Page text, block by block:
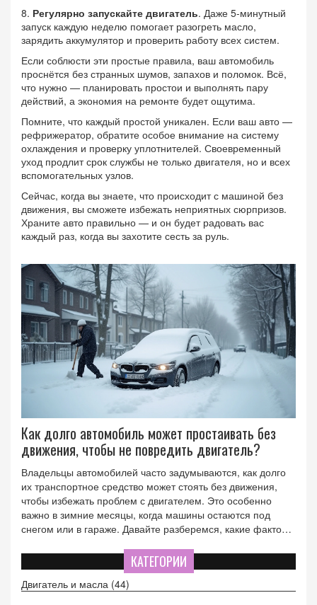
8. Регулярно запускайте двигатель. Даже 5‑минутный
запуск каждую неделю помогает разогреть масло,
зарядить аккумулятор и проверить работу всех систем.
Если соблюсти эти простые правила, ваш автомобиль
проснётся без странных шумов, запахов и поломок. Всё,
что нужно — планировать простои и выполнять пару
действий, а экономия на ремонте будет ощутима.
Помните, что каждый простой уникален. Если ваш авто —
рефрижератор, обратите особое внимание на систему
охлаждения и проверку уплотнителей. Своевременный
уход продлит срок службы не только двигателя, но и всех
вспомогательных узлов.
Сейчас, когда вы знаете, что происходит с машиной без
движения, вы сможете избежать неприятных сюрпризов.
Храните авто правильно — и он будет радовать вас
каждый раз, когда вы захотите сесть за руль.
Как долго автомобиль может простаивать без
движения, чтобы не повредить двигатель?
Владельцы автомобилей часто задумываются, как долго
их транспортное средство может стоять без движения,
чтобы избежать проблем с двигателем. Это особенно
важно в зимние месяцы, когда машины остаются под
снегом или в гараже. Давайте разберемся, какие факторы
состоянии покоя, и как правильно ухаживать за ним в
такие периоды. Советы экспертов по уходу за
автомобилем помогут вам продлить срок службы
КАТЕГОРИИ
Двигатель и масла (44)